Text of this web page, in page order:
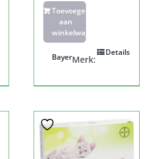
Toevoegen
aan
winkelwagen
Details
Merk:
Bayer